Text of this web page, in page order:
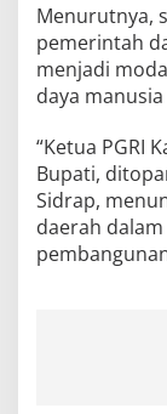
Menurutnya,
pemerintah
menjadi
daya
“Ketua PGRI
Bupati,
Sidrap,
daerah